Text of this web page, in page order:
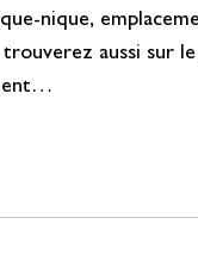
nique,
trouverez aussi sur